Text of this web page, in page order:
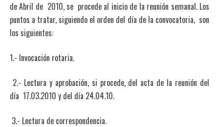
de Abril de 2010, se procede al inicio de la reunión semanal. Los
puntos a tratar, siguiendo el orden del día de la convocatoria, son
los siguientes:
1.- Invocación rotaria.
2.- Lectura y aprobación, si procede, del acta de la reunión del
día 17.03.2010 y del día 24.04.10.
3.- Lectura de correspondencia.